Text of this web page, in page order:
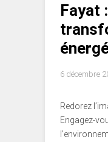
Fayat
6 décembre
Redorez
Engagez-